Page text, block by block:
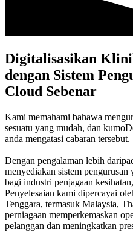
Digitalisasikan
dengan Sistem
Cloud Sebenar
Kami memahami bahawa
sesuatu yang mudah, dan
anda mengatasi cabaran tersebut.
Dengan pengalaman lebih
menyediakan sistem
bagi industri penjagaan
Penyelesaian kami dipercayai
Tenggara, termasuk Malaysia,
perniagaan memperkemaskan
pelanggan dan meningkatkan